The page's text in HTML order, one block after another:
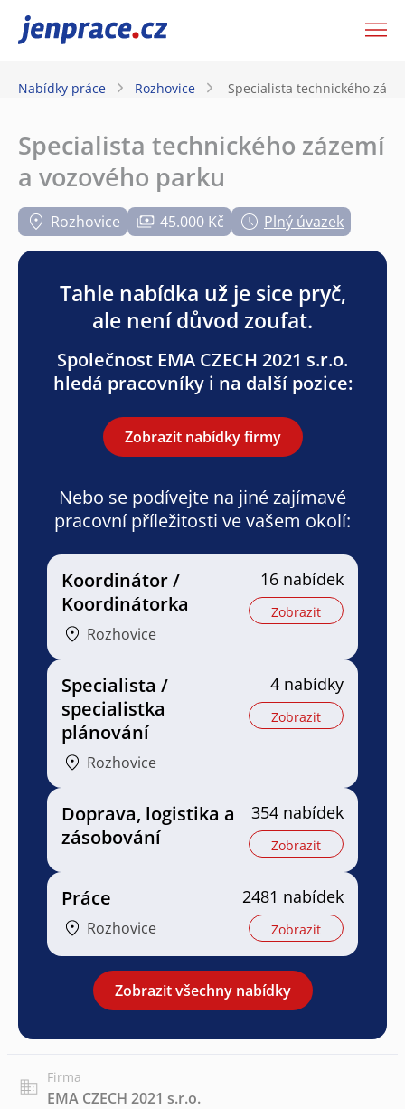
JenPráce.cz
Nabídky práce Rozhovice Specialista technického
Specialista technického zázemí
a vozového parku
Rozhovice 45.000 Kč Plný úvazek
Tahle nabídka už je sice pryč,
ale není důvod zoufat.
Společnost EMA CZECH 2021 s.r.o.
hledá pracovníky i na další pozice:
Zobrazit nabídky firmy
Nebo se podívejte na jiné zajímavé
pracovní příležitosti ve vašem okolí:
Koordinátor /
Koordinátorka
Rozhovice
16 nabídek
Zobrazit
Specialista /
specialistka
plánování
Rozhovice
4 nabídky
Zobrazit
Doprava, logistika a
zásobování
354 nabídek
Zobrazit
Práce
Rozhovice
2481 nabídek
Zobrazit
Zobrazit všechny nabídky
Firma
EMA CZECH 2021 s.r.o.